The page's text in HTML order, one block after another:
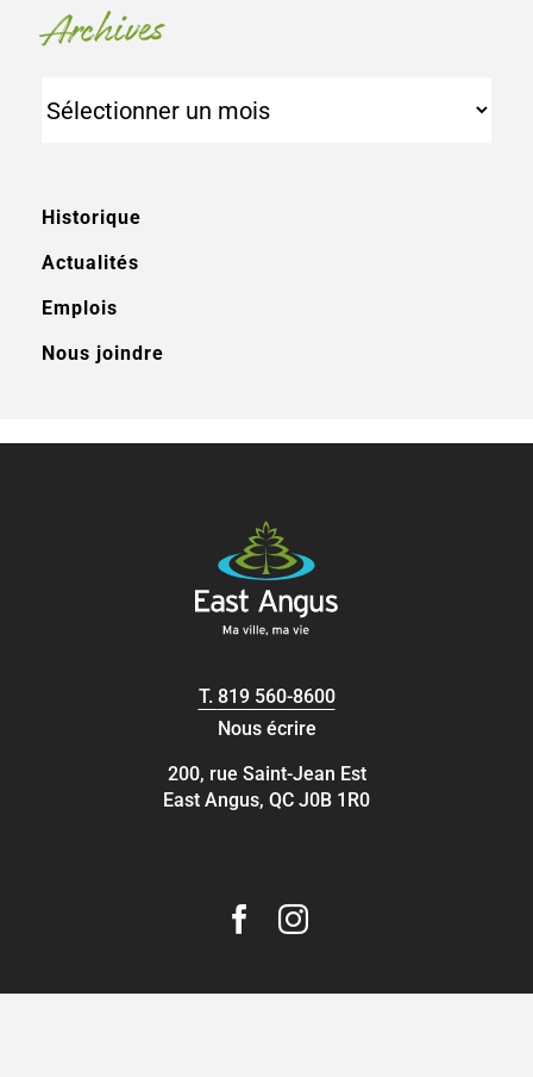
Archives
Historique
Actualités
Emplois
Nous joindre
T. 819 560-8600
Nous écrire
200, rue Saint-Jean Est
East Angus, QC J0B 1R0